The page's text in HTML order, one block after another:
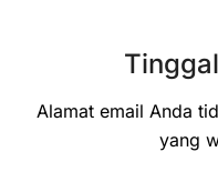
Alamat email Anda
yang